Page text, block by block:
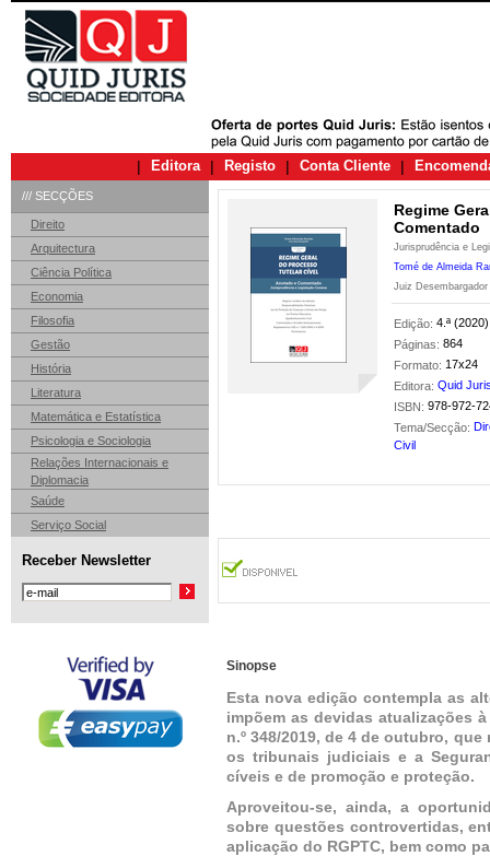
| Editora | Registo | Conta Cliente |
/// SECÇÕES
Direito
Arquitectura
Ciência Política
Economia
Filosofia
Gestão
História
Literatura
Matemática e Estatística
Psicologia e Sociologia
Relações Internacionais e
Diplomacia
Saúde
Serviço Social
Receber Newsletter
Regime
Comentado
Jurisprudência e
Tomé de Almeida
Juiz Desembargador
Edição: 4.ª (2020)
Páginas: 864
Formato: 17x24
Editora: Quid
ISBN: 978-972-
Tema/Secção:
Civil
Sinopse
Esta nova edição contempla as
impõem as devidas atualizações
n.º 348/2019, de 4 de outubro,
os tribunais judiciais e a
cíveis e de promoção e proteção.
Aproveitou-se, ainda, a
sobre questões controvertidas,
aplicação do RGPTC, bem como